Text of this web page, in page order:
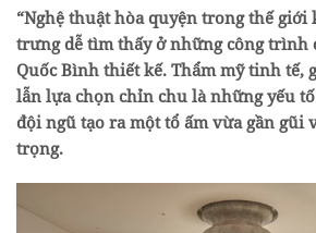
“Nghệ thuật hòa quyện trong thế giới
trưng dễ tìm thấy ở những công trình
Quốc Bình thiết kế. Thẩm mỹ tinh tế,
lẫn lựa chọn chỉn chu là những yếu
đội ngũ tạo ra một tổ ấm vừa gần gũi
trọng.